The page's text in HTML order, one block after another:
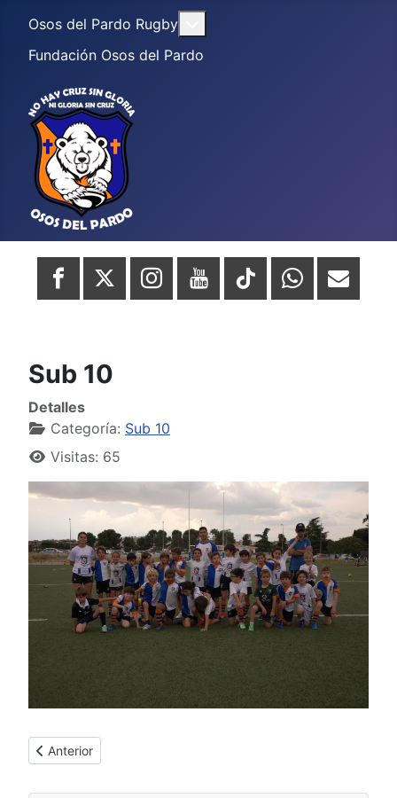
Osos del Pardo Rugby
Fundación Osos del Pardo
Sub 10
Detalles
Categoría: Sub 10
Visitas: 65
Artículo anterior: Sub 10 Azul
Anterior